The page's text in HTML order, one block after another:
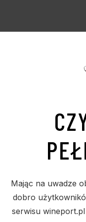
Mając na uwadze
dobro
serwisu